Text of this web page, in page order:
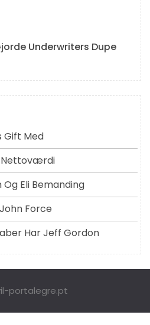
Underwriters Dupe
Gift Med
Nettoværdi
Eli Bemanding
Force
Har Jeff Gordon
portalegre.pt